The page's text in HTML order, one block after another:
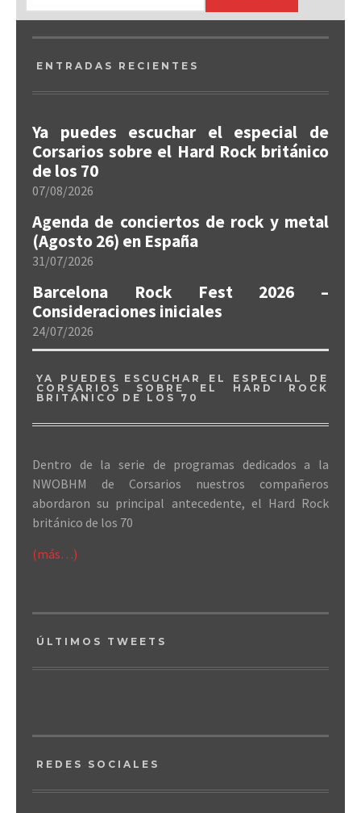
ENTRADAS RECIENTES
Ya puedes escuchar el especial de
Corsarios sobre el Hard Rock británico
de los 70
07/08/2026
Agenda de conciertos de rock y metal
(Agosto 26) en España
31/07/2026
Barcelona Rock Fest 2026 –
Consideraciones iniciales
24/07/2026
YA PUEDES ESCUCHAR EL ESPECIAL DE
CORSARIOS SOBRE EL HARD ROCK
BRITÁNICO DE LOS 70
Dentro de la serie de programas dedicados a la
NWOBHM de Corsarios nuestros compañeros
abordaron su principal antecedente, el Hard Rock
británico de los 70
(más…)
ÚLTIMOS TWEETS
REDES SOCIALES